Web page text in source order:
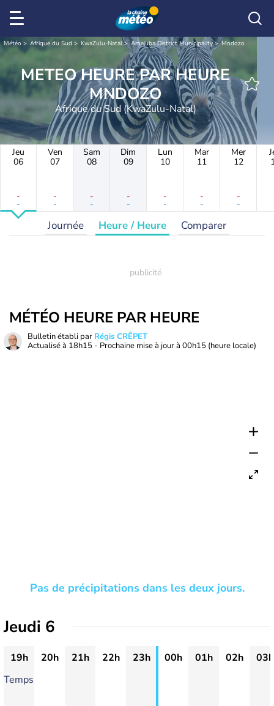
Météo Afrique du Sud KwaZulu-Natal Amajuba District Municipality Mndozo
METEO HEURE PAR HEURE
MNDOZO
Afrique du Sud (KwaZulu-Natal)
Jeu
06
-
-
Ven
07
-
-
Sam
08
-
-
Dim
09
-
-
Lun
10
-
-
Mar
11
-
-
Mer
12
-
-
Journée Heure / Heure Comparer
MÉTÉO HEURE PAR HEURE
Bulletin établi par Régis CRÊPET
Actualisé à 18h15 - Prochaine mise à jour à 00h15 (heure locale)
Pas de précipitations dans les deux jours.
Jeudi 6
19h 20h 21h 22h 23h 00h 01h 02h
03h
Temps